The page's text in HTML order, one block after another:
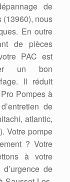
de
(13960), nous
En outre
de pièces
PAC est
un bon
Il réduit
Pompes à
de
atlantic,
Votre pompe
? Votre
à votre
de